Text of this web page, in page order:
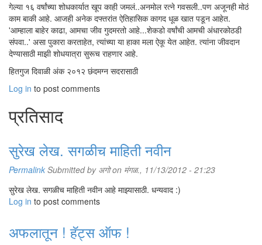
गेल्या १६ वर्षांच्या शोधकार्यात खूप काही जमलं..अनमोल रत्ने गवसली..पण अजूनही मोठं
काम बाकी आहे. आजही अनेक दफ्तरांत ऐतिहासिक कागद धूळ खात पडून आहेत.
'आम्हाला बाहेर काढा, आमचा जीव गुदमरतो आहे...शेकडो वर्षांची आमची अंधारकोठडी
संपवा..' असा पुकारा करताहेत, त्यांच्या या हाका मला ऐकू येत आहेत. त्यांना जीवदान
देण्यासाठी माझी शोधयात्रा सुरूच राहणार आहे.
हितगुज दिवाळी अंक २०१२ छंदमग्न सदरासाठी
Log in to post comments
प्रतिसाद
सुरेख लेख. सगळीच माहिती नवीन
Permalink Submitted by अगोon मंगळ., 11/13/2012 - 21:23
सुरेख लेख. सगळीच माहिती नवीन आहे माझ्यासाठी. धन्यवाद :)
Log in to post comments
अफलातून ! हॅट्स ऑफ !